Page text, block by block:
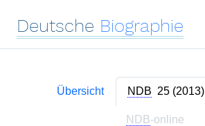
Deutsche Biographie
Übersicht NDB 25 (2013)
NDB-online